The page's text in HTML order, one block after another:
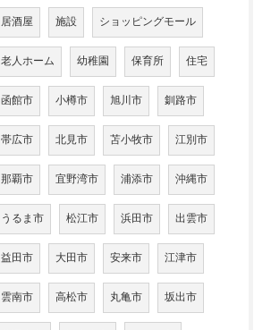
居酒屋 施設 ショッピングモール
老人ホーム 幼稚園 保育所 住宅
函館市 小樽市 旭川市 釧路市
帯広市 北見市 苫小牧市 江別市
那覇市 宜野湾市 浦添市 沖縄市
うるま市 松江市 浜田市 出雲市
益田市 大田市 安来市 江津市
雲南市 高松市 丸亀市 坂出市